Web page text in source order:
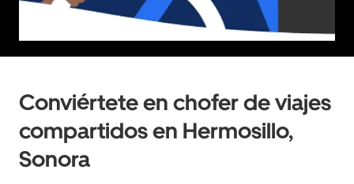
Conviértete en chofer de viajes
compartidos en Hermosillo,
Sonora